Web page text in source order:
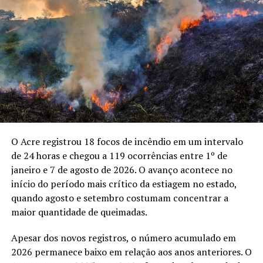
Miranda
Assessoria FIEAC
Compartilhe isso:
X Facebook WhatsApp
LinkedIn Telegram
a ocupação dos espaços públicos por atividades
culturais.
Marcelo Moura defendeu a participação conjunta do
poder público, iniciativa privada e comunidade musical
para ampliar o projeto. O presidente da CDL também
apontou a geração de oportunidades de trabalho como
uma das frentes da iniciativa, que pretende criar novos
espaços para apresentações de profissionais da música.
Um dos artistas envolvidos, o cantor Bruno Damasceno,
afirmou que o projeto nasceu da articulação da própria
comunidade musical com apoiadores. “A ideia é ocupar
os lugares com cultura”, disse o músico ao explicar que
as apresentações também devem chegar aos bairros.
transformar o projeto em uma programação
permanente e ampliar gradualmente sua presença na
O Acre registrou 18 focos de incêndio em um intervalo
de 24 horas e chegou a 119 ocorrências entre 1º de
janeiro e 7 de agosto de 2026. O avanço acontece no
início do período mais crítico da estiagem no estado,
quando agosto e setembro costumam concentrar a
maior quantidade de queimadas.
Apesar dos novos registros, o número acumulado em
2026 permanece baixo em relação aos anos anteriores. O